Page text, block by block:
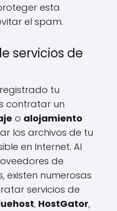
esta
el spam.
servicios de
tu
contratar un
o alojamiento
los archivos de tu
en Internet. Al
de
existen numerosas
servicios de
, HostGator,